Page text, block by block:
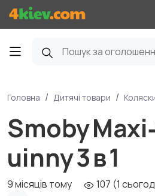
Головна Дитячі товари
Smoby
uinny 3 в 1
9 місяців тому 107 (1